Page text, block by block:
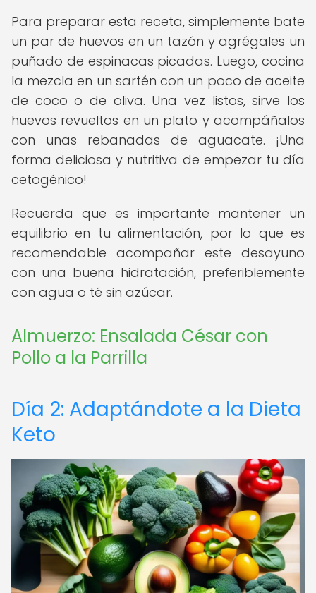
Para preparar esta receta, simplemente bate
un par de huevos en un tazón y agrégales un
puñado de espinacas picadas. Luego, cocina
la mezcla en un sartén con un poco de aceite
de coco o de oliva. Una vez listos, sirve los
huevos revueltos en un plato y acompáñalos
con unas rebanadas de aguacate. ¡Una
forma deliciosa y nutritiva de empezar tu día
cetogénico!
Recuerda que es importante mantener un
equilibrio en tu alimentación, por lo que es
recomendable acompañar este desayuno
con una buena hidratación, preferiblemente
con agua o té sin azúcar.
Almuerzo: Ensalada César con
Pollo a la Parrilla
Día 2: Adaptándote a la Dieta
Keto